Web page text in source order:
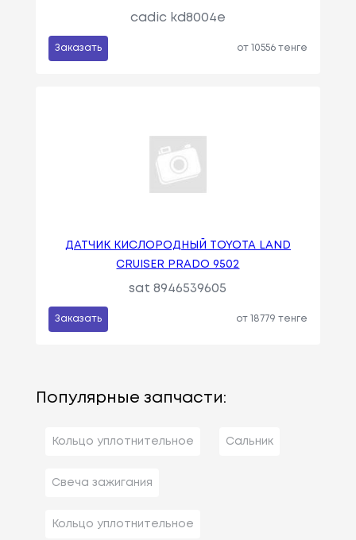
cadic kd8004e
Заказать от 10556 тенге
ДАТЧИК КИСЛОРОДНЫЙ TOYOTA LAND
CRUISER PRADO 9502
sat 8946539605
Заказать от 18779 тенге
Популярные запчасти:
Кольцо уплотнительное Сальник
Свеча зажигания
Кольцо уплотнительное